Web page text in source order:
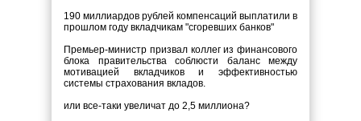
190 миллиардов рублей компенсаций выплатили в
прошлом году вкладчикам "сгоревших банков"
Премьер-министр призвал коллег из финансового
блока правительства соблюсти баланс между
мотивацией вкладчиков и эффективностью
системы страхования вкладов.
или все-таки увеличат до 2,5 миллиона?